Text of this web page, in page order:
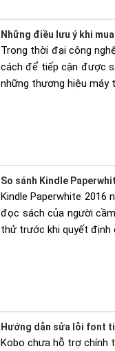
Những điều lưu ý khi
Trong thời đại công
cách để tiếp cận được
những thương hiệu máy
So sánh Kindle
Kindle Paperwhite 2016
đọc sách của người
thử trước khi quyết định
Hướng dẫn sửa lỗi font
Kobo chưa hỗ trợ chính